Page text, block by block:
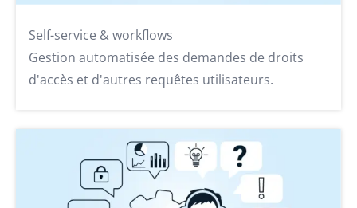
Self-service & workflows
Gestion automatisée des demandes de droits
d'accès et d'autres requêtes utilisateurs.